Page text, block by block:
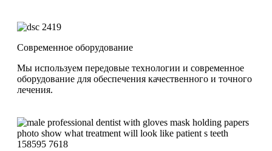
Современное оборудование
Мы используем передовые технологии и современное
оборудование для обеспечения качественного и точного
лечения.